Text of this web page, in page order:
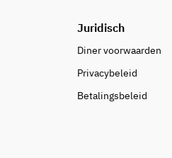
Juridisch
Diner voorwaarden
Privacybeleid
Betalingsbeleid